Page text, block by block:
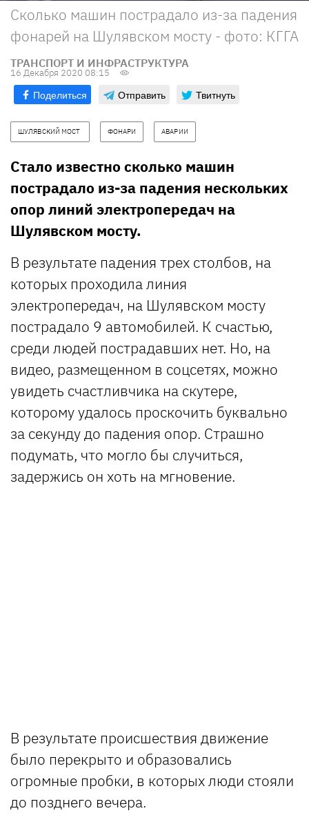
Сколько машин пострадало из-за падения
фонарей на Шулявском мосту - фото: КГГА
ТРАНСПОРТ И ИНФРАСТРУКТУРА
16 Декабря 2020 08:15
Поделиться Отправить Твитнуть
ШУЛЯВСКИЙ МОСТ ФОНАРИ АВАРИИ
Стало известно сколько машин
пострадало из-за падения нескольких
опор линий электропередач на
Шулявском мосту.
В результате падения трех столбов, на
которых проходила линия
электропередач, на Шулявском мосту
пострадало 9 автомобилей. К счастью,
среди людей пострадавших нет. Но, на
видео, размещенном в соцсетях, можно
увидеть счастливчика на скутере,
которому удалось проскочить буквально
за секунду до падения опор. Страшно
подумать, что могло бы случиться,
задержись он хоть на мгновение.
В результате происшествия движение
было перекрыто и образовались
огромные пробки, в которых люди стояли
до позднего вечера.